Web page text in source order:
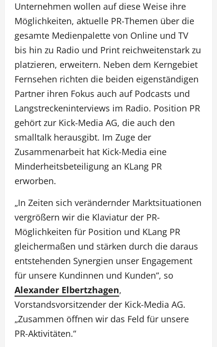
Unternehmen wollen auf diese Weise ihre
Möglichkeiten, aktuelle PR-Themen über die
gesamte Medienpalette von Online und TV
bis hin zu Radio und Print reichweitenstark zu
platzieren, erweitern. Neben dem Kerngebiet
Fernsehen richten die beiden eigenständigen
Partner ihren Fokus auch auf Podcasts und
Langstreckeninterviews im Radio. Position PR
gehört zur Kick-Media AG, die auch den
smalltalk herausgibt. Im Zuge der
Zusammenarbeit hat Kick-Media eine
Minderheitsbeteiligung an KLang PR
erworben.
„In Zeiten sich verändernder Marktsituationen
vergrößern wir die Klaviatur der PR-
Möglichkeiten für Position und KLang PR
gleichermaßen und stärken durch die daraus
entstehenden Synergien unser Engagement
für unsere Kundinnen und Kunden“, so
Alexander Elbertzhagen,
Vorstandsvorsitzender der Kick-Media AG.
„Zusammen öffnen wir das Feld für unsere
PR-Aktivitäten.“